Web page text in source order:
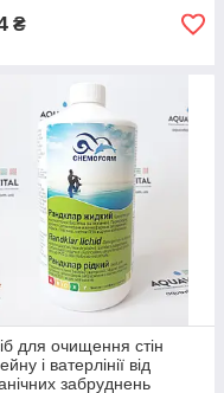
₴
для очищення стін
і ватерлінії від
забруднень